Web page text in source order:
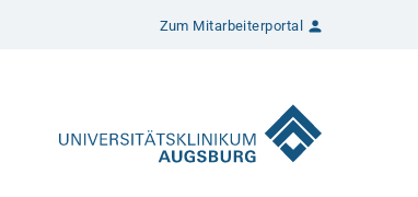
Zum Mitarbeiterportal